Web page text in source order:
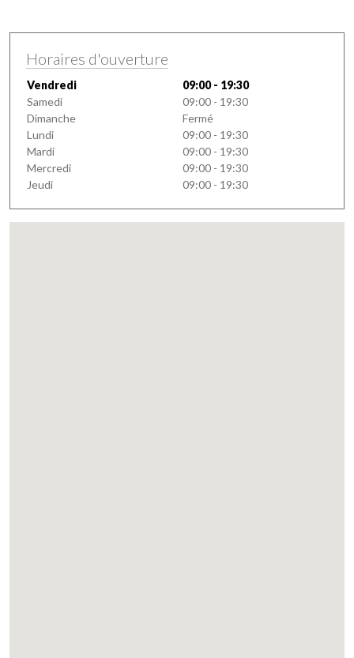
Horaires d'ouverture
Vendredi
09:00 - 19:30
Samedi
09:00 - 19:30
Dimanche
Fermé
Lundi
09:00 - 19:30
Mardi
09:00 - 19:30
Mercredi
09:00 - 19:30
Jeudi
09:00 - 19:30